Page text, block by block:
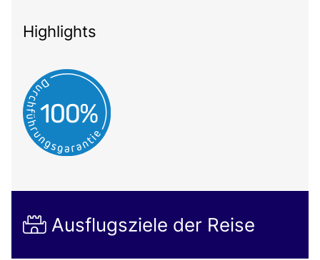
Highlights
Ausflugsziele der Reise